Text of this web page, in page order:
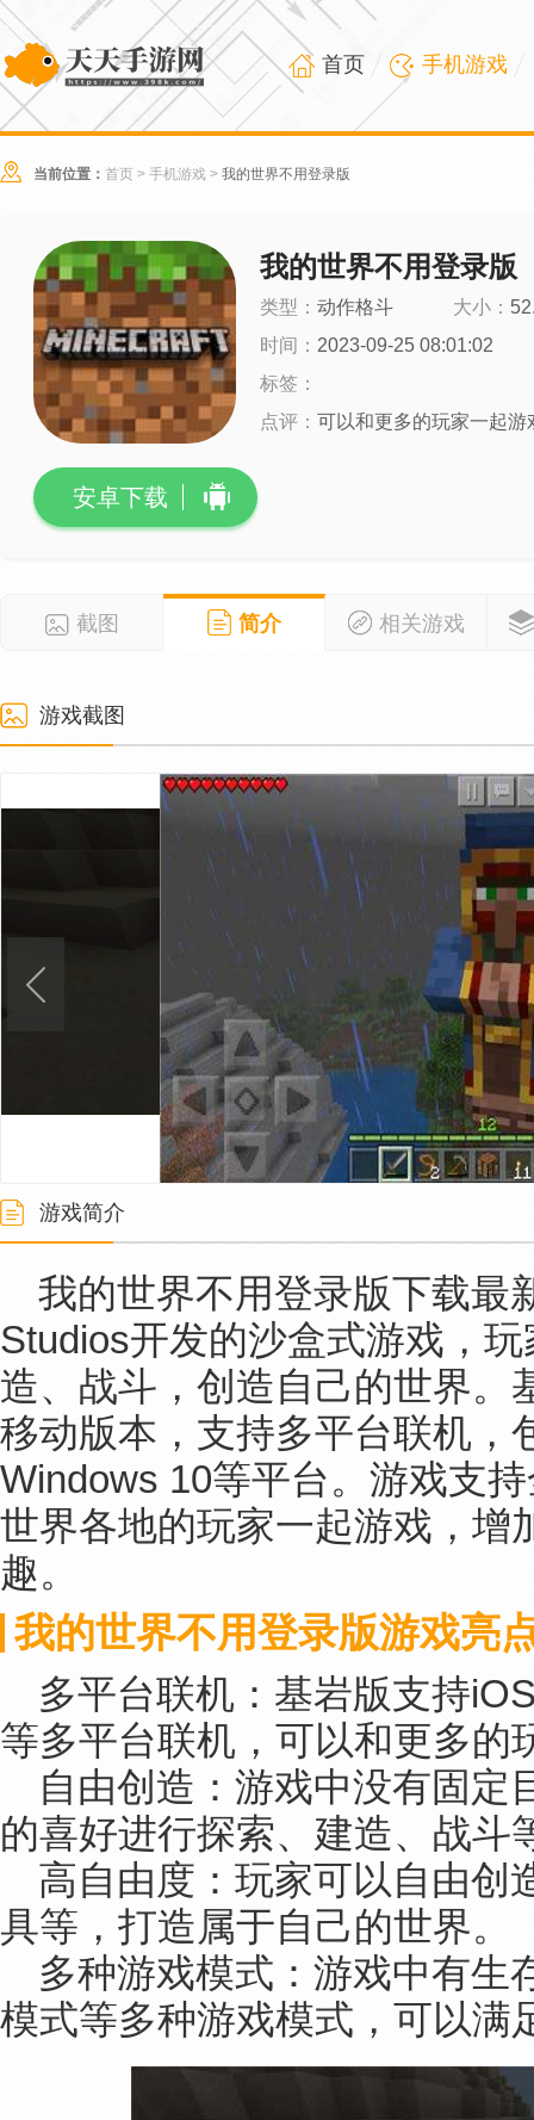
首页 手机游戏
当前位置： 首页 > 手机游戏 > 我的世界不用登录版
我的世界不用登录版
类型： 动作格斗 大小：
时间： 2023-09-25 08:01:02
标签：
点评： 可以和更多的玩家一起游
安卓下载
截图 简介 相关游戏
游戏截图
游戏简介
我的世界不用登录版下载最
Studios开发的沙盒式游戏，
造、战斗，创造自己的世界。
移动版本，支持多平台联机，
Windows 10等平台。游戏支
世界各地的玩家一起游戏，增
趣。
我的世界不用登录版游戏亮
多平台联机：基岩版支持
等多平台联机，可以和更多的
自由创造：游戏中没有固定
的喜好进行探索、建造、战斗
高自由度：玩家可以自由创
具等，打造属于自己的世界。
多种游戏模式：游戏中有生
模式等多种游戏模式，可以满